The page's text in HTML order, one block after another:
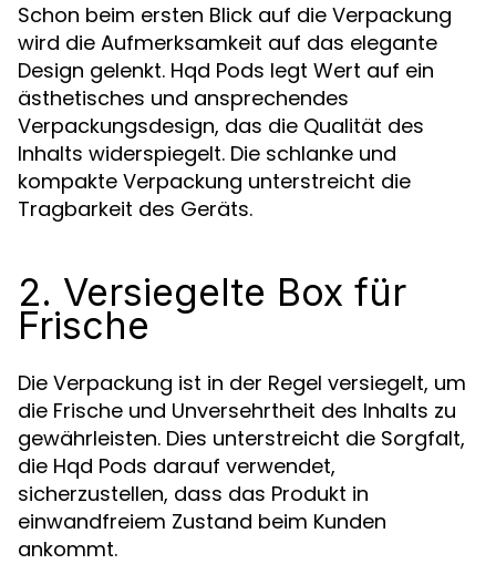
Schon beim ersten Blick auf die Verpackung
wird die Aufmerksamkeit auf das elegante
Design gelenkt. Hqd Pods legt Wert auf ein
ästhetisches und ansprechendes
Verpackungsdesign, das die Qualität des
Inhalts widerspiegelt. Die schlanke und
kompakte Verpackung unterstreicht die
Tragbarkeit des Geräts.
2. Versiegelte Box für
Frische
Die Verpackung ist in der Regel versiegelt, um
die Frische und Unversehrtheit des Inhalts zu
gewährleisten. Dies unterstreicht die Sorgfalt,
die Hqd Pods darauf verwendet,
sicherzustellen, dass das Produkt in
einwandfreiem Zustand beim Kunden
ankommt.